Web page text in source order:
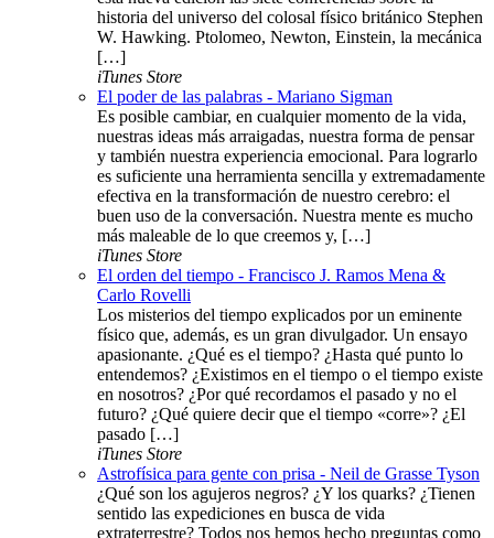
historia del universo del colosal físico británico Stephen
W. Hawking. Ptolomeo, Newton, Einstein, la mecánica
[…]
iTunes Store
El poder de las palabras - Mariano Sigman
Es posible cambiar, en cualquier momento de la vida,
nuestras ideas más arraigadas, nuestra forma de pensar
y también nuestra experiencia emocional. Para lograrlo
es suficiente una herramienta sencilla y extremadamente
efectiva en la transformación de nuestro cerebro: el
buen uso de la conversación. Nuestra mente es mucho
más maleable de lo que creemos y, […]
iTunes Store
El orden del tiempo - Francisco J. Ramos Mena &
Carlo Rovelli
Los misterios del tiempo explicados por un eminente
físico que, además, es un gran divulgador. Un ensayo
apasionante. ¿Qué es el tiempo? ¿Hasta qué punto lo
entendemos? ¿Existimos en el tiempo o el tiempo existe
en nosotros? ¿Por qué recordamos el pasado y no el
futuro? ¿Qué quiere decir que el tiempo «corre»? ¿El
pasado […]
iTunes Store
Astrofísica para gente con prisa - Neil de Grasse Tyson
¿Qué son los agujeros negros? ¿Y los quarks? ¿Tienen
sentido las expediciones en busca de vida
extraterrestre? Todos nos hemos hecho preguntas como